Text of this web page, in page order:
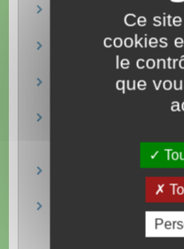
Papiers – Citoyenneté –
Voyage en avion
Transports – Mobilité
Voyager hors
Documents
Transports – Mobilité
Autorisation de
Carte de séjour en
Étranger – Europe
Ce
cookies
le
que